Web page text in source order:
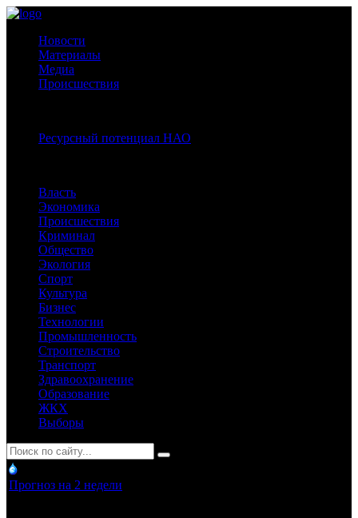
Новости
Материалы
Медиа
Происшествия
Ресурсный потенциал НАО
Власть
Экономика
Происшествия
Криминал
Общество
Экология
Спорт
Культура
Бизнес
Технологии
Промышленность
Строительство
Транспорт
Здравоохранение
Образование
ЖКХ
Выборы
Прогноз на 2 недели